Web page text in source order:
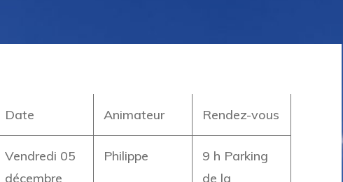
Date Animateur Rendez-vous
Vendredi 05
décembre
Philippe
9 h Parking
de la